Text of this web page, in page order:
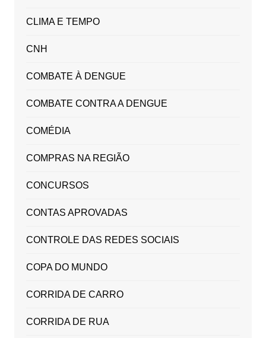
CLIMA E TEMPO
CNH
COMBATE À DENGUE
COMBATE CONTRA A DENGUE
COMÉDIA
COMPRAS NA REGIÃO
CONCURSOS
CONTAS APROVADAS
CONTROLE DAS REDES SOCIAIS
COPA DO MUNDO
CORRIDA DE CARRO
CORRIDA DE RUA